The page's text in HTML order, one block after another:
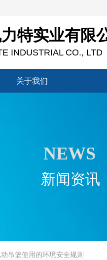
关于我们
特实业有限
INDUSTRIAL CO., LTD
动吊篮使用的环境安全规则
新闻资讯
NEWS